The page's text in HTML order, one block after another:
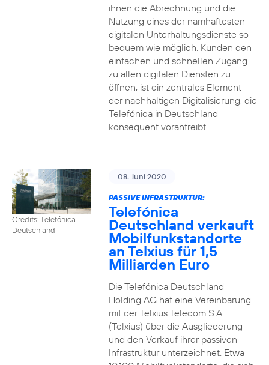
ihnen die Abrechnung und die
Nutzung eines der namhaftesten
digitalen Unterhaltungsdienste so
bequem wie möglich. Kunden den
einfachen und schnellen Zugang
zu allen digitalen Diensten zu
öffnen, ist ein zentrales Element
der nachhaltigen Digitalisierung, die
Telefónica in Deutschland
konsequent vorantreibt.
Credits: Telefónica
Deutschland
08. Juni 2020
PASSIVE INFRASTRUKTUR:
Telefónica
Deutschland verkauft
Mobilfunkstandorte
an Telxius für 1,5
Milliarden Euro
Die Telefónica Deutschland
Holding AG hat eine Vereinbarung
mit der Telxius Telecom S.A.
(Telxius) über die Ausgliederung
und den Verkauf ihrer passiven
Infrastruktur unterzeichnet. Etwa